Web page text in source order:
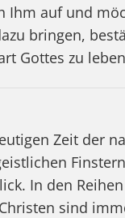
Ihm auf und
bringen,
Gottes zu
Zeit der
In den
sind